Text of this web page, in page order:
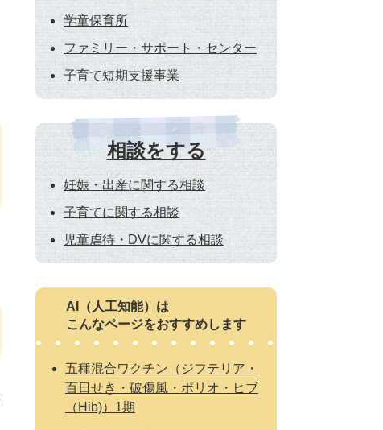
学童保育所
ファミリー・サポート・センター
子育て短期支援事業
相談をする
妊娠・出産に関する相談
子育てに関する相談
児童虐待・DVに関する相談
AI（人工知能）は
こんなページをおすすめします
五種混合ワクチン（ジフテリア・
百日せき・破傷風・ポリオ・ヒブ
（Hib)）1期